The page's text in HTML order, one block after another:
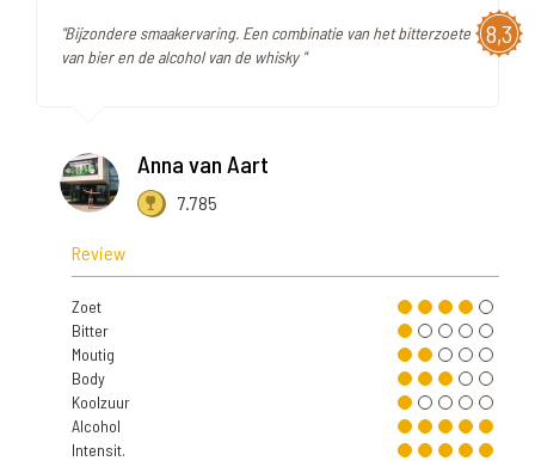
8,3
"Bijzondere smaakervaring. Een combinatie van het bitterzoete
van bier en de alcohol van de whisky "
Anna van Aart
7.785
Review
Zoet
Bitter
Moutig
Body
Koolzuur
Alcohol
Intensit.